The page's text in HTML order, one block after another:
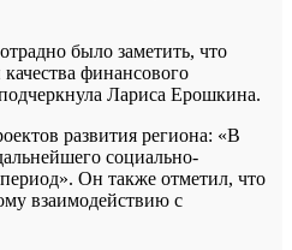
было заметить, что
финансового
Лариса Ерошкина.
развития региона: «В
социально-
Он также отметил, что
взаимодействию с